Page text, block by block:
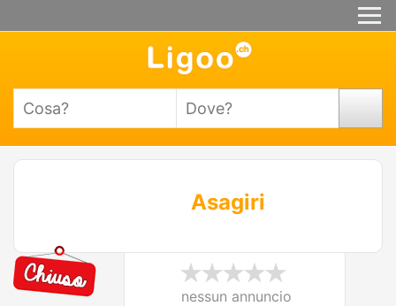
Asagiri
nessun annuncio